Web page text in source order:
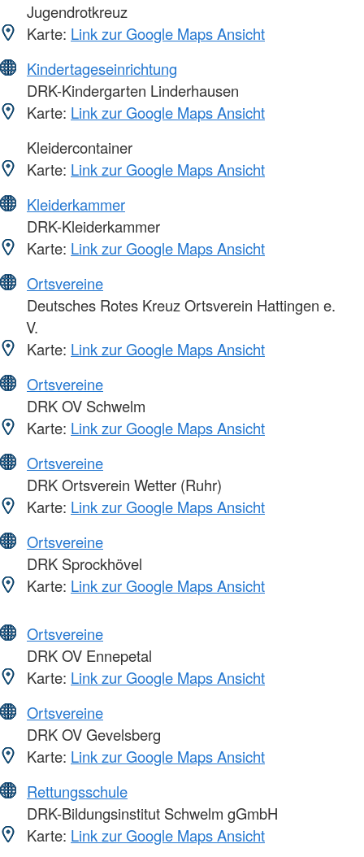
Jugendrotkreuz
Karte: Link zur Google Maps Ansicht
Kindertageseinrichtung
DRK-Kindergarten Linderhausen
Karte: Link zur Google Maps Ansicht
Kleidercontainer
Karte: Link zur Google Maps Ansicht
Kleiderkammer
DRK-Kleiderkammer
Karte: Link zur Google Maps Ansicht
Ortsvereine
Deutsches Rotes Kreuz Ortsverein Hattingen e.
V.
Karte: Link zur Google Maps Ansicht
Ortsvereine
DRK OV Schwelm
Karte: Link zur Google Maps Ansicht
Ortsvereine
DRK Ortsverein Wetter (Ruhr)
Karte: Link zur Google Maps Ansicht
Ortsvereine
DRK Sprockhövel
Karte: Link zur Google Maps Ansicht
Ortsvereine
DRK OV Ennepetal
Karte: Link zur Google Maps Ansicht
Ortsvereine
DRK OV Gevelsberg
Karte: Link zur Google Maps Ansicht
Rettungsschule
DRK-Bildungsinstitut Schwelm gGmbH
Karte: Link zur Google Maps Ansicht